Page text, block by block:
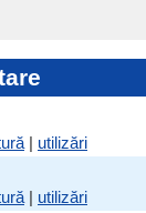
| utilizări
| utilizări